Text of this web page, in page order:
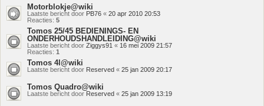
Motorblokje@wiki
Laatste bericht door PB76 « 20 apr 2010 20:53
Reacties: 5
Tomos 25/45 BEDIENINGS- EN
ONDERHOUDSHANDLEIDING@wiki
Laatste bericht door Ziggys91 « 16 mei 2009 21:57
Reacties: 1
Tomos 4l@wiki
Laatste bericht door Reserved « 25 jan 2009 20:17
Tomos Quadro@wiki
Laatste bericht door Reserved « 25 jan 2009 13:19